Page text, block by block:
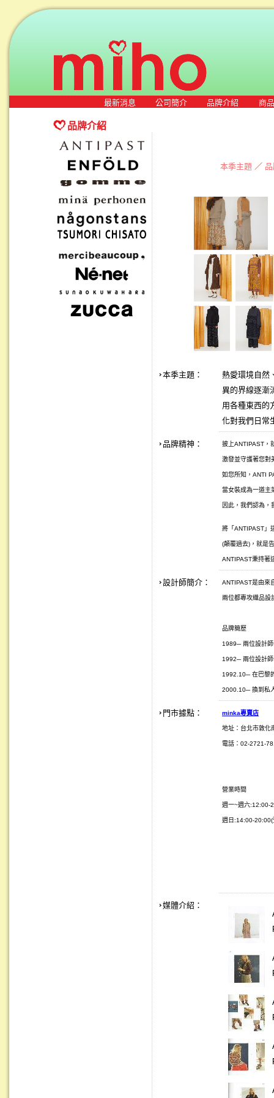
最新消息 公司簡介 品牌介紹 商
品牌介紹
本季主題／
本季主題：
熱愛環境自然
異的界線逐漸
用各種東西的
化對我們日常
品牌精神： 披上ANTIPAST，
激發並守護著您對
如您所知，ANTI
當女裝成為一道主
因此，我們認為，
將「ANTIPAST」
(顛覆過去)，就是
ANTIPAST秉持著
設計師簡介： ANTIPAST是由來
兩位都專攻織品設
品牌簡歷
1989─ 兩位設計
1992─ 兩位設計
1992.10─ 在巴黎
2000.10─ 換到私
門市據點： minka專賣店
地址：台北市敦化
電話：02-2721-
營業時間
週一~週六:12:00-
週日:14:00-20:00(
媒體介紹：